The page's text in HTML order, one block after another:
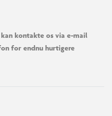
kontakte os via e-mail
for endnu hurtigere